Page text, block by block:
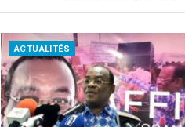
ACTUALITÉS